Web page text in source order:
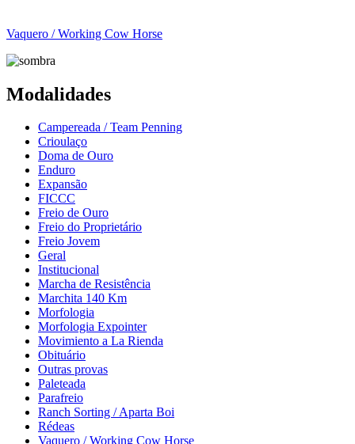
Vaquero / Working Cow Horse
Modalidades
Campereada / Team Penning
Crioulaço
Doma de Ouro
Enduro
Expansão
FICCC
Freio de Ouro
Freio do Proprietário
Freio Jovem
Geral
Institucional
Marcha de Resistência
Marchita 140 Km
Morfologia
Morfologia Expointer
Movimiento a La Rienda
Obituário
Outras provas
Paleteada
Parafreio
Ranch Sorting / Aparta Boi
Rédeas
Vaquero / Working Cow Horse